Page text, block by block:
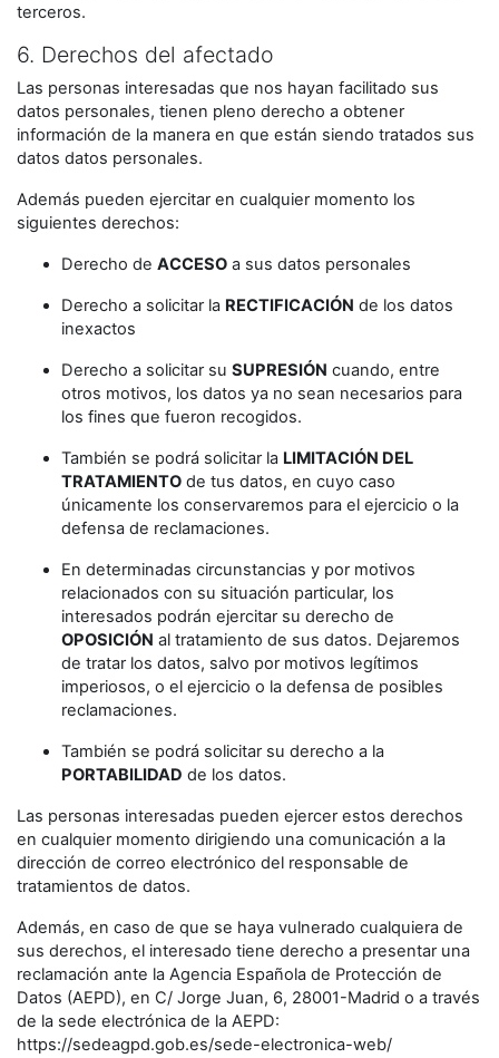
terceros.
6. Derechos del afectado
Las personas interesadas que nos hayan facilitado sus
datos personales, tienen pleno derecho a obtener
información de la manera en que están siendo tratados sus
datos datos personales.
Además pueden ejercitar en cualquier momento los
siguientes derechos:
Derecho de ACCESO a sus datos personales
Derecho a solicitar la RECTIFICACIÓN de los datos
inexactos
Derecho a solicitar su SUPRESIÓN cuando, entre
otros motivos, los datos ya no sean necesarios para
los fines que fueron recogidos.
También se podrá solicitar la LIMITACIÓN DEL
TRATAMIENTO de tus datos, en cuyo caso
únicamente los conservaremos para el ejercicio o la
defensa de reclamaciones.
En determinadas circunstancias y por motivos
relacionados con su situación particular, los
interesados podrán ejercitar su derecho de
OPOSICIÓN al tratamiento de sus datos. Dejaremos
de tratar los datos, salvo por motivos legítimos
imperiosos, o el ejercicio o la defensa de posibles
reclamaciones.
También se podrá solicitar su derecho a la
PORTABILIDAD de los datos.
Las personas interesadas pueden ejercer estos derechos
en cualquier momento dirigiendo una comunicación a la
dirección de correo electrónico del responsable de
tratamientos de datos.
Además, en caso de que se haya vulnerado cualquiera de
sus derechos, el interesado tiene derecho a presentar una
reclamación ante la Agencia Española de Protección de
Datos (AEPD), en C/ Jorge Juan, 6, 28001-Madrid o a través
de la sede electrónica de la AEPD:
https://sedeagpd.gob.es/sede-electronica-web/